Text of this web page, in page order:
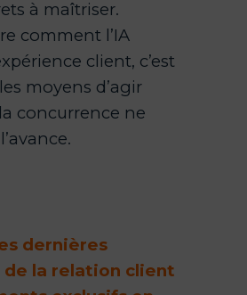
à maîtriser.
comment l’IA
client, c’est
moyens d’agir
concurrence ne
dernières
la relation client